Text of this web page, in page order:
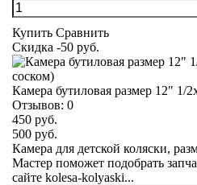
Купить Сравнить
Скидка -50 руб.
Камера бутиловая размер 12" 1/
Отзывов: 0
450 руб.
500 руб.
Камера для детской коляски,
Мастер поможет подобрать
сайте kolesa-kolyaski...